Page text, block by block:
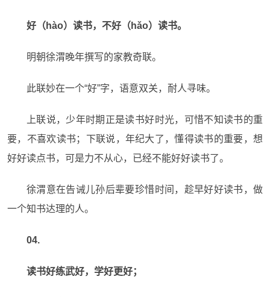
好（hào）读书，不好（hǎo）读书。
明朝徐渭晚年撰写的家教奇联。
此联妙在一个“好”字，语意双关，耐人寻味。
上联说，少年时期正是读书好时光，可惜不知读书的重
要，不喜欢读书；下联说，年纪大了，懂得读书的重要，想
好好读点书，可是力不从心，已经不能好好读书了。
徐渭意在告诫儿孙后辈要珍惜时间，趁早好好读书，做
一个知书达理的人。
04.
读书好练武好，学好更好；